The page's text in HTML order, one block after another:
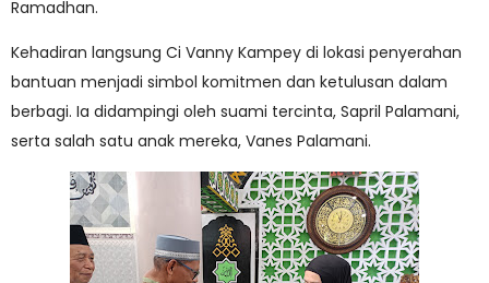
Ramadhan.
Kehadiran langsung Ci Vanny Kampey di lokasi penyerahan
bantuan menjadi simbol komitmen dan ketulusan dalam
berbagi. Ia didampingi oleh suami tercinta, Sapril Palamani,
serta salah satu anak mereka, Vanes Palamani.